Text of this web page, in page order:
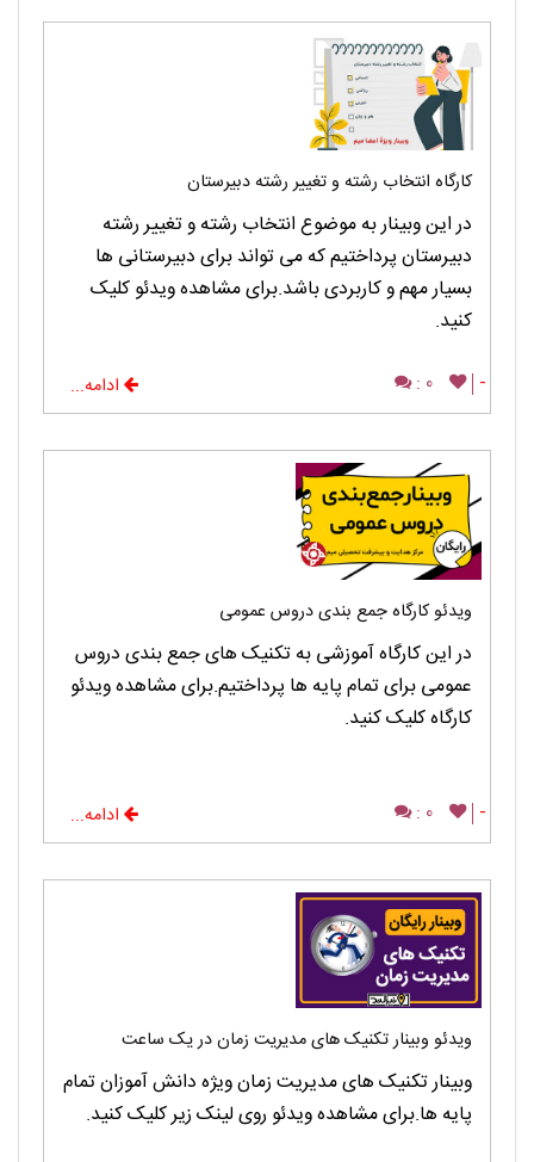
کارگاه انتخاب رشته و تغییر رشته دبیرستان
در این وبینار به موضوع انتخاب رشته و تغییر رشته
دبیرستان پرداختیم که می تواند برای دبیرستانی ها
بسیار مهم و کاربردی باشد.برای مشاهده ویدئو کلیک
کنید.
-
0 : ادامه...
ویدئو کارگاه جمع بندی دروس عمومی
در این کارگاه آموزشی به تکنیک های جمع بندی دروس
عمومی برای تمام پایه ها پرداختیم.برای مشاهده ویدئو
کارگاه کلیک کنید.
-
0 : ادامه...
ویدئو وبینار تکنیک های مدیریت زمان در یک ساعت
وبینار تکنیک های مدیریت زمان ویژه دانش آموزان تمام
پایه ها.برای مشاهده ویدئو روی لینک زیر کلیک کنید.